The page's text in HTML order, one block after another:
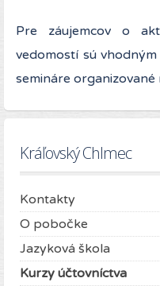
Pre záujemcov o
vedomostí sú
semináre
Kráľovský Chlmec
Kontakty
O pobočke
Jazyková škola
Kurzy účtovníctva